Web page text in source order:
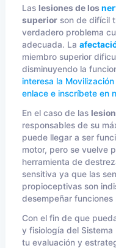
Las lesiones de los
superior son de difícil
verdadero problema
adecuada. La
miembro superior
disminuyendo la
interesa la
enlace e inscríbete en
En el caso de las
responsables de su
puede llegar a ser
motor, pero se vuelve
herramienta de
sensitiva ya que las
propioceptivas son
desempeñar funciones
Con el fin de que
y fisiología del
tu evaluación y